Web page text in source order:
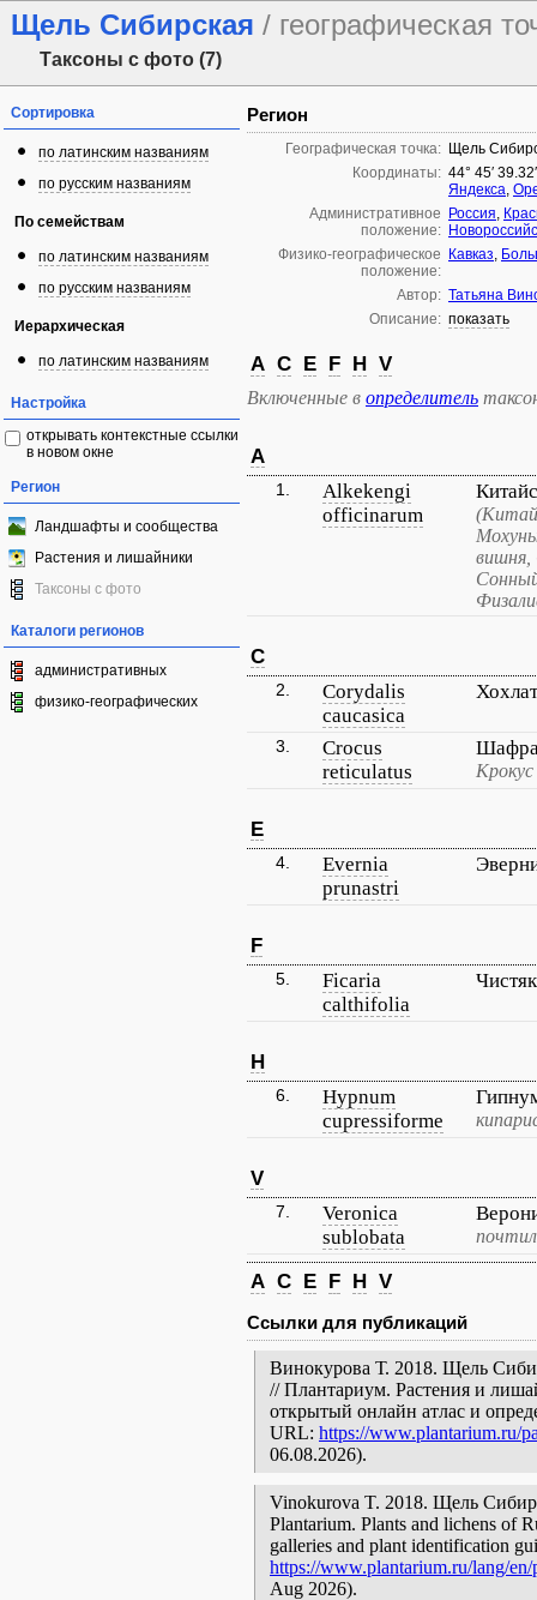
Щель Сибирская / географическая
Таксоны с фото (7)
Сортировка
по латинским названиям
по русским названиям
По семействам
по латинским названиям
по русским названиям
Иерархическая
по латинским названиям
Настройка
открывать контекстные ссылки
в новом окне
Регион
Ландшафты и сообщества
Растения и лишайники
Таксоны с фото
Каталоги регионов
административных
физико-географических
Регион
Географическая точка: Щель
Координаты: 44° 45′
Яндекса,
Административное
положение:
Россия,
Физико-географическое
положение:
Кавказ,
Автор: Татьяна
Описание: показать
A C E F H V
Включенные в определитель
A
1.
Alkekengi
officinarum
вишня,
C
2.
Corydalis
caucasica
3.
Crocus
reticulatus
E
4.
Evernia
prunastri
F
5.
Ficaria
calthifolia
H
6.
Hypnum
cupressiforme
V
7.
Veronica
sublobata
A C E F H V
Ссылки для публикаций
Винокурова Т. 2018. Щель
// Плантариум. Растения и
открытый онлайн атлас и
URL: https://www.plantarium.ru/
06.08.2026).
Vinokurova T. 2018. Щель
Plantarium. Plants and lichens of
galleries and plant identification
https://www.plantarium.ru/lang/
Aug 2026).